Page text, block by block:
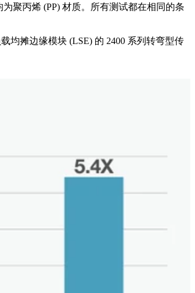
聚丙烯 (PP) 材质。所有测试都在相同的条
均摊边缘模块 (LSE) 的 2400 系列转弯型传